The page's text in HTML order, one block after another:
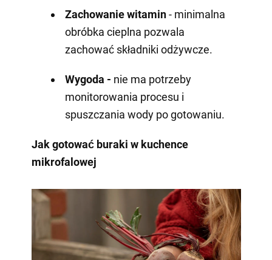
Zachowanie witamin- minimalna
obróbka cieplna pozwala
zachować składniki odżywcze.
Wygoda - nie ma potrzeby
monitorowania procesu i
spuszczania wody po gotowaniu.
Jak gotować buraki w kuchence
mikrofalowej